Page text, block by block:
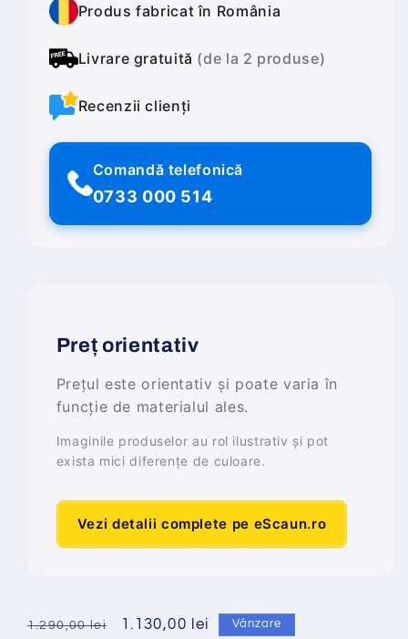
Produs fabricat în România
Livrare gratuită (de la 2 produse)
Recenzii clienți
Comandă telefonică
0733 000 514
Preț orientativ
Prețul este orientativ și poate varia în
funcție de materialul ales.
Imaginile produselor au rol ilustrativ și pot
exista mici diferențe de culoare.
Vezi detalii complete pe eScaun.ro
Preț
1.290,00 lei
Preț
1.130,00 lei Vânzare